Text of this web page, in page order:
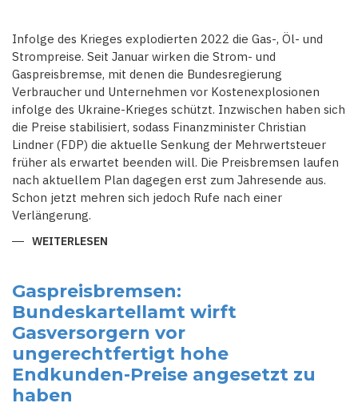
Infolge des Krieges explodierten 2022 die Gas-, Öl- und
Strompreise. Seit Januar wirken die Strom- und
Gaspreisbremse, mit denen die Bundesregierung
Verbraucher und Unternehmen vor Kostenexplosionen
infolge des Ukraine-Krieges schützt. Inzwischen haben sich
die Preise stabilisiert, sodass Finanzminister Christian
Lindner (FDP) die aktuelle Senkung der Mehrwertsteuer
früher als erwartet beenden will. Die Preisbremsen laufen
nach aktuellem Plan dagegen erst zum Jahresende aus.
Schon jetzt mehren sich jedoch Rufe nach einer
Verlängerung.
WEITERLESEN
DES
JAHRES
AUS
-
RUFE
NACH
VERLÄNGERUNG
DER
STROM-
Gaspreisbremsen:
Bundeskartellamt wirft
Gasversorgern vor
ungerechtfertigt hohe
Endkunden-Preise angesetzt zu
haben